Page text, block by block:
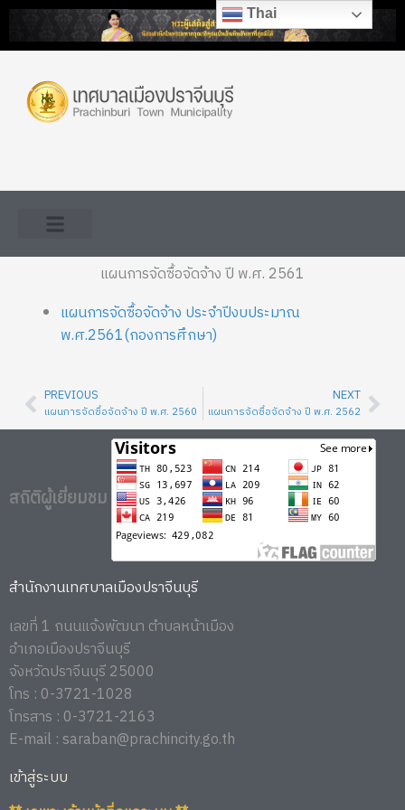
Skip
content
แผนการจัดซื้อจัดจ้าง ปี พ.ศ. 2561
แผนการจัดซื้อจัดจ้าง ประจำปีงบประมาณ
พ.ศ.2561(กองการศึกษา)
Prev
PREVIOUS
แผนการจัดซื้อจัดจ้าง ปี พ.ศ. 2560
NEXT
แผนการจัดซื้อจัดจ้าง ปี พ.ศ. 2562
สถิติผู้เยี่ยมชม
สำนักงานเทศบาลเมืองปราจีนบุรี
เลขที่ 1 ถนนแจ้งพัฒนา ตำบลหน้าเมือง
อำเภอเมืองปราจีนบุรี
จังหวัดปราจีนบุรี 25000
โทร : 0-3721-1028
โทรสาร : 0-3721-2163
E-mail : saraban@prachincity.go.th
เข้าสู่ระบบ
Thai